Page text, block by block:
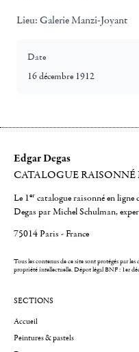
Lieu: Galerie Manzi-Joyant
Date
16 décembre 1912
Edgar Degas
CATALOGUE
Le 1er catalogue raisonné en ligne
Degas par Michel Schulman,
75014 Paris - France
Tous les contenus de ce site sont protégés par
propriété intellectuelle.Dépot légal BNF : 1er
SECTIONS
Accueil
Peintures & pastels